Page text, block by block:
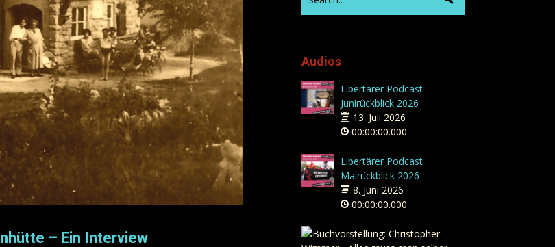
– Ein Interview
Audios
Libertärer Podcast
Junirückblick 2026
13. Juli 2026
00:00:00.000
Libertärer Podcast
Mairückblick 2026
8. Juni 2026
00:00:00.000